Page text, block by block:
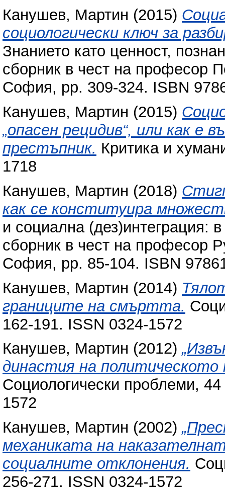
Канушев, Мартин (2015)
социологически ключ за
Знанието като ценност,
сборник в чест на професор
София, pp. 309-324. ISBN
Канушев, Мартин (2015)
„опасен рецидив“, или как е
престъпник. Критика и
1718
Канушев, Мартин (2018)
как се конституира
и социална (дез)интеграция:
сборник в чест на професор
София, pp. 85-104. ISBN
Канушев, Мартин (2014)
границите на смъртта.
162-191. ISSN 0324-1572
Канушев, Мартин (2012)
династия на
Социологически проблеми,
1572
Канушев, Мартин (2002)
механиката на
социалните отклонения.
256-271. ISSN 0324-1572